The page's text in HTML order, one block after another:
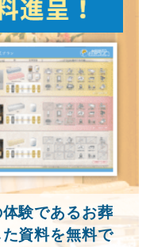
験であるお葬
資料を無料で